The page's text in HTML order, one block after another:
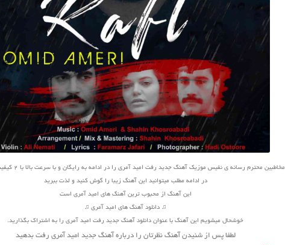
مخاطبین محترم رسانه ی نفیس موزیک آهنگ جدید رفت امید آمری را در ادامه به رایگان و با سرعت بالا با 2 کیفیت دانلود کنید
در ادامه مطلب میتوانید این آهنگ زیبا را گوش کنید و لذت ببرید
این آهنگ از محبوب ترین آهنگ های امید آمری است
♫ دانلود آهنگ های امید آمری ♫
خوشحال میشویم این آهنگ با عنوان دانلود آهنگ جدید رفت امید آمری را به اشتراک بگذارید.
لطفا پس از شنیدن آهنگ نظرتان را درباره آهنگ جدید امید آمری رفت بدهید